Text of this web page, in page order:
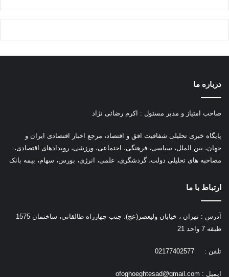
درباره ما
صاحب امتیاز و مدیر مسئول : اکرم رضائی نژاد
پایگاه خبری تحلیلی شفافیت افق و اقتصاد، مرجع اخبار اقتصادی ایران و
جهان، بین الملل، سیاسی، فرهنگی، اجتماعی، ورزشی، رویدادهای اقتصادی،
مصاحبه های تحلیلی دولت، گردشگری، علمی، انرژی، بورس، سهام، بیمه بانک
ارتباط با ما
آدرس : تهران ، خیابان ولیعصر(عج)، جنب چهارراه طالقانی، ساختمان 1575
طبقه 7 واحد 21
تلفن : 02177402577
ایمیل : ofoghoeghtesad@gmail.com